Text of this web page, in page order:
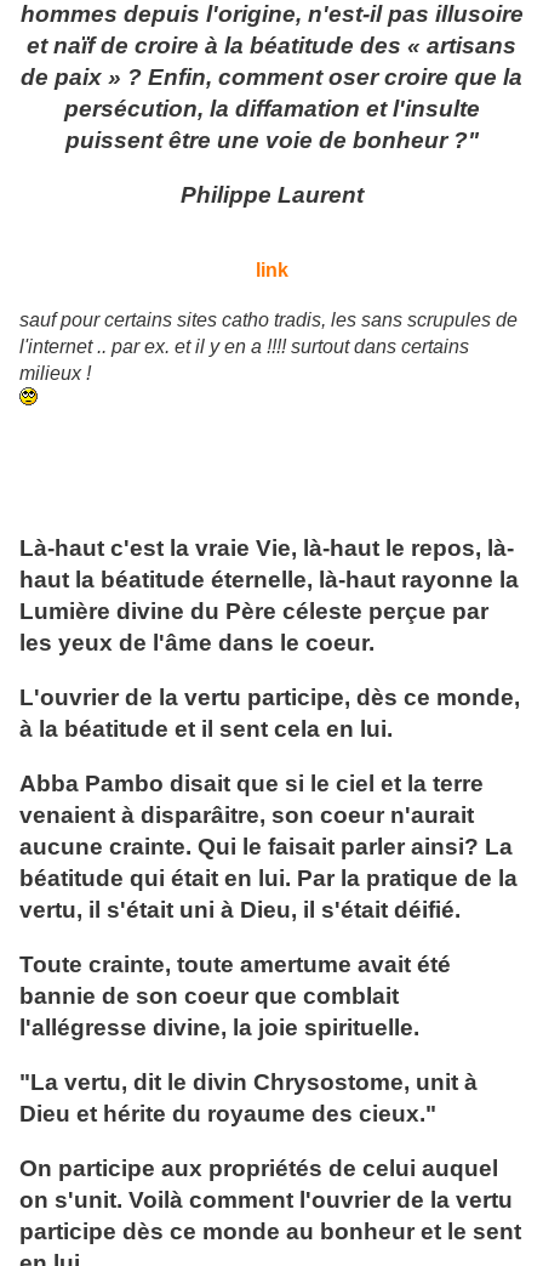
hommes depuis l'origine, n'est-il pas illusoire
et naïf de croire à la béatitude des « artisans
de paix » ? Enfin, comment oser croire que la
persécution, la diffamation et l'insulte
puissent être une voie de bonheur ?"
Philippe Laurent
link
sauf pour certains sites catho tradis, les sans scrupules de
l'internet .. par ex. et il y en a !!!! surtout dans certains
milieux !
Là-haut c'est la vraie Vie, là-haut le repos, là-
haut la béatitude éternelle, là-haut rayonne la
Lumière divine du Père céleste perçue par
les yeux de l'âme dans le coeur.
L'ouvrier de la vertu participe, dès ce monde,
à la béatitude et il sent cela en lui.
Abba Pambo disait que si le ciel et la terre
venaient à disparâitre, son coeur n'aurait
aucune crainte. Qui le faisait parler ainsi? La
béatitude qui était en lui. Par la pratique de la
vertu, il s'était uni à Dieu, il s'était déifié.
Toute crainte, toute amertume avait été
bannie de son coeur que comblait
l'allégresse divine, la joie spirituelle.
"La vertu, dit le divin Chrysostome, unit à
Dieu et hérite du royaume des cieux."
On participe aux propriétés de celui auquel
on s'unit. Voilà comment l'ouvrier de la vertu
participe dès ce monde au bonheur et le sent